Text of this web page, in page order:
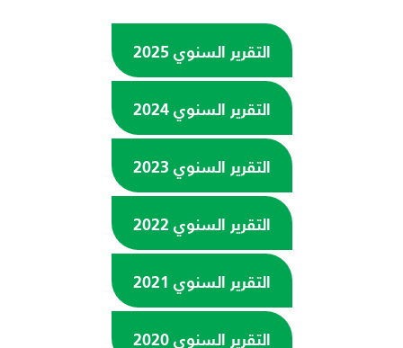
التقرير السنوي 2025
التقرير السنوي 2024
التقرير السنوي 2023
التقرير السنوي 2022
التقرير السنوي 2021
التقرير السنوي 2020